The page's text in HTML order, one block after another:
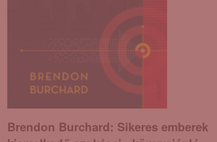
Brendon Burchard: Sikeres ​emberek